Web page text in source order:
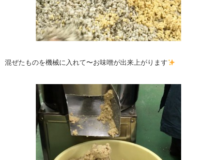
混ぜたものを機械に入れて〜お味噌が出来上がります